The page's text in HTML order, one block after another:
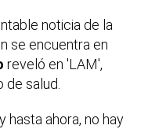
noticia de la
se encuentra en
reveló en 'LAM',
de salud.
hasta ahora, no hay